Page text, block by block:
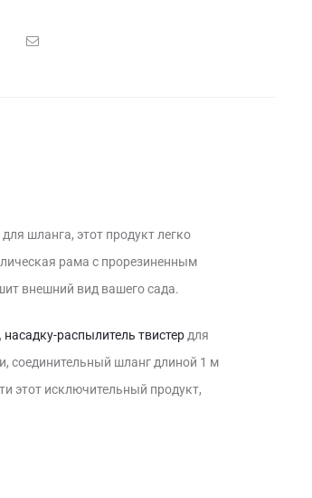
шланга, этот продукт легко
рама с прорезиненным
внешний вид вашего сада.
насадку-распылитель твистердля
соединительный шланг длиной 1 м
этот исключительный продукт,